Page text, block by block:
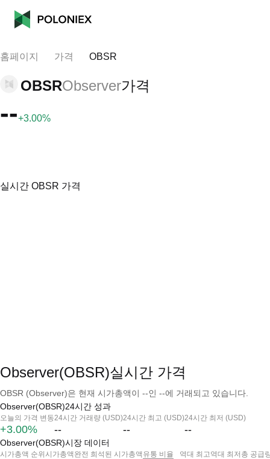
홈페이지 가격 OBSR
OBSRObserver가격
--+3.00%
실시간 OBSR 가격
Observer(OBSR)실시간 가격
OBSR (Observer)은 현재 시가총액이 --인 --에 거래되고 있습니다.
Observer(OBSR)24시간 성과
오늘의 가격 변동
+3.00%
24시간 거래량 (USD)
--
24시간 최고 (USD)
--
24시간 최저 (USD)
--
Observer(OBSR)시장 데이터
시가총액 순위 시가총액 완전 희석된 시가총액 유통 비율 역대 최고역대 최저 총 공급